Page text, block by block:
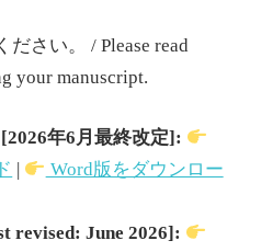
さい。 / Please read
your manuscript.
年6月最終改定]:
|
Word版をダウンロー
revised: June 2026]: